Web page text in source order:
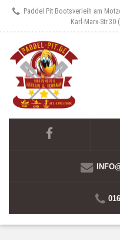
Paddel Pit Bootsverleih am
Karl-Marx-Str.30